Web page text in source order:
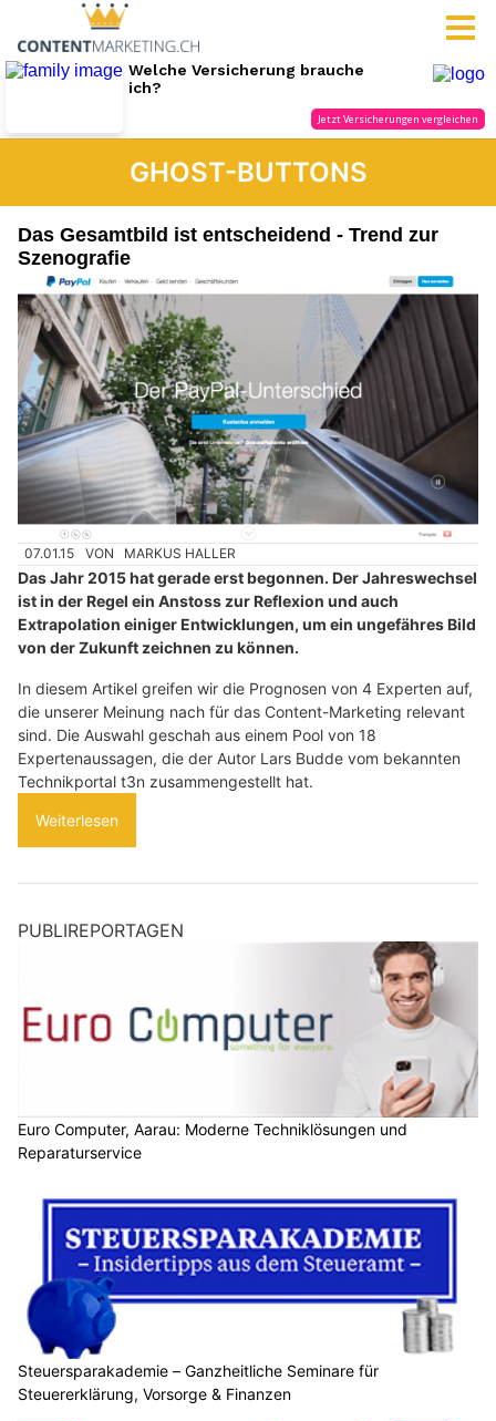
GHOST-BUTTONS
Das Gesamtbild ist entscheidend - Trend zur
Szenografie
07.01.15 VON MARKUS HALLER
Das Jahr 2015 hat gerade erst begonnen. Der Jahreswechsel
ist in der Regel ein Anstoss zur Reflexion und auch
Extrapolation einiger Entwicklungen, um ein ungefähres Bild
von der Zukunft zeichnen zu können.
In diesem Artikel greifen wir die Prognosen von 4 Experten auf,
die unserer Meinung nach für das Content-Marketing relevant
sind. Die Auswahl geschah aus einem Pool von 18
Expertenaussagen, die der Autor Lars Budde vom bekannten
Technikportal t3n zusammengestellt hat.
Weiterlesen
PUBLIREPORTAGEN
Euro Computer, Aarau: Moderne Techniklösungen und
Reparaturservice
Steuersparakademie – Ganzheitliche Seminare für
Steuererklärung, Vorsorge & Finanzen